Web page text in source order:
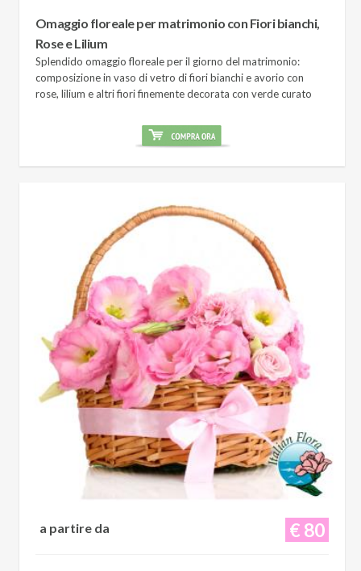
Omaggio floreale per matrimonio con Fiori bianchi,
Rose e Lilium
Splendido omaggio floreale per il giorno del matrimonio:
composizione in vaso di vetro di fiori bianchi e avorio con
rose, lilium e altri fiori finemente decorata con verde curato
€ 80
a partire da